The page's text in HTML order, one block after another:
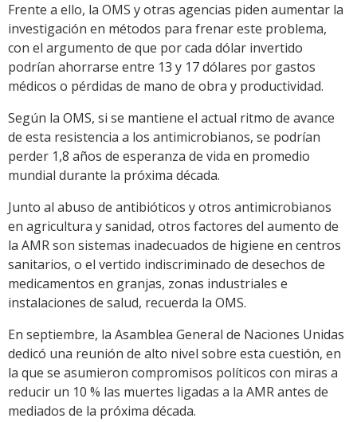
Frente a ello, la OMS y otras agencias piden aumentar la
investigación en métodos para frenar este problema,
con el argumento de que por cada dólar invertido
podrían ahorrarse entre 13 y 17 dólares por gastos
médicos o pérdidas de mano de obra y productividad.
Según la OMS, si se mantiene el actual ritmo de avance
de esta resistencia a los antimicrobianos, se podrían
perder 1,8 años de esperanza de vida en promedio
mundial durante la próxima década.
Junto al abuso de antibióticos y otros antimicrobianos
en agricultura y sanidad, otros factores del aumento de
la AMR son sistemas inadecuados de higiene en centros
sanitarios, o el vertido indiscriminado de desechos de
medicamentos en granjas, zonas industriales e
instalaciones de salud, recuerda la OMS.
En septiembre, la Asamblea General de Naciones Unidas
dedicó una reunión de alto nivel sobre esta cuestión, en
la que se asumieron compromisos políticos con miras a
reducir un 10 % las muertes ligadas a la AMR antes de
mediados de la próxima década.